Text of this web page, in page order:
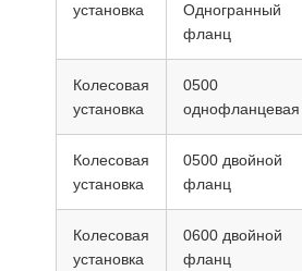
установка
Одногранный
фланц
Колесовая
установка
0500
однофланцевая
Колесовая
установка
0500 двойной
фланц
Колесовая
установка
0600 двойной
фланц